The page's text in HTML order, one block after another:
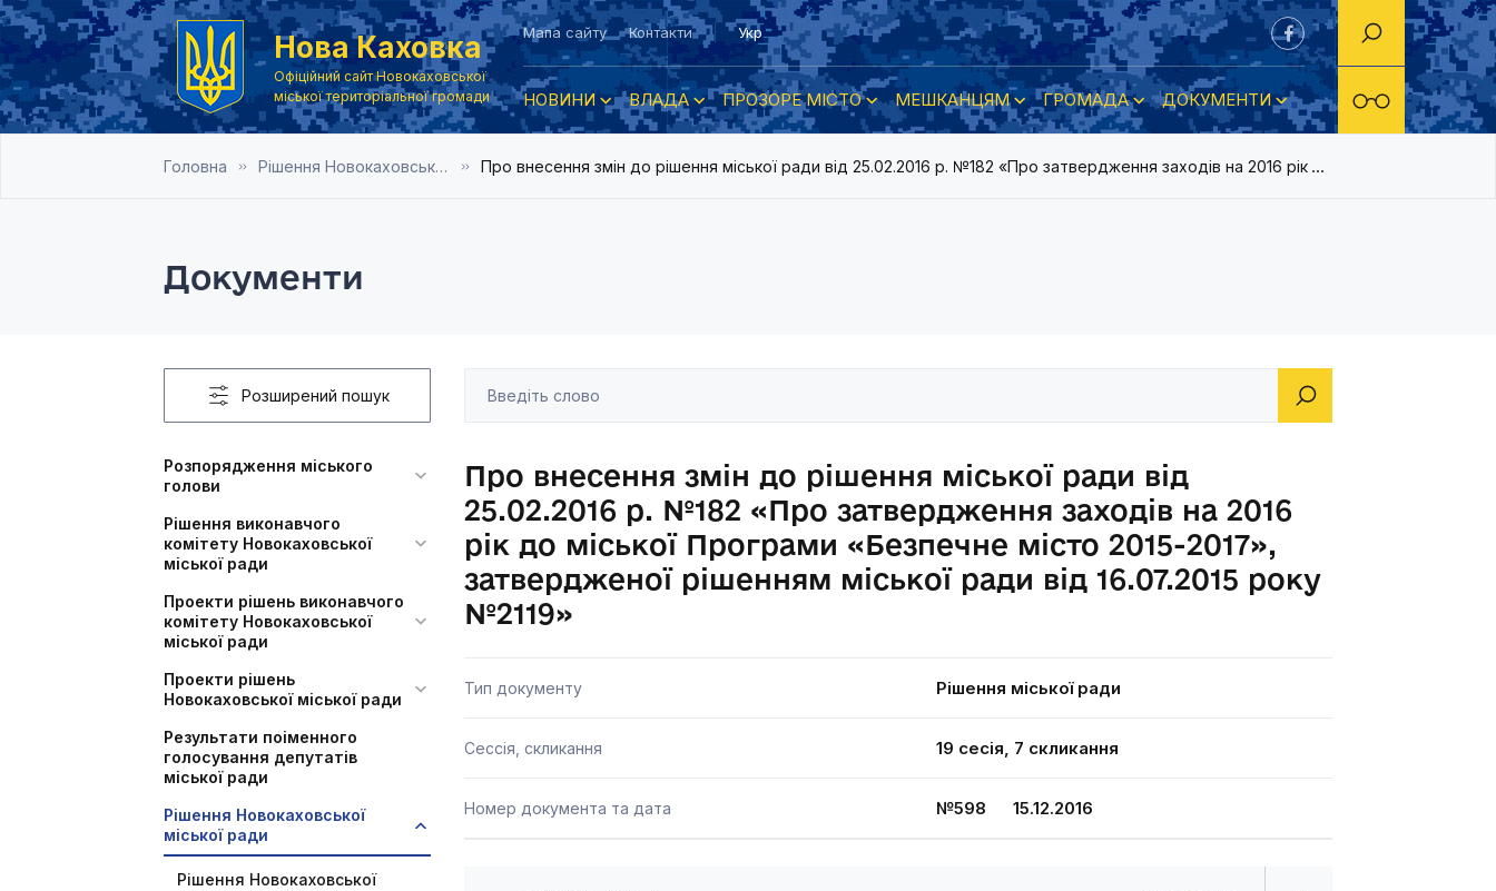
Нова Каховка
Офіційний сайт Новокаховської
міської територіальної громади
Мапа сайту Контакти Укр
НОВИНИ ВЛАДА ПРОЗОРЕ МІСТО МЕШКАНЦЯМ ГРОМАДА ДОКУМЕНТИ
Головна Рішення Новокаховської міської ради 2016 рік Про внесення змін до рішення міської ради від 25.02.2016 р. №182 «Про затвердження заходів на 2016 рік до міської Програми
Документи
Розширений пошук
Розпорядження міського
голови
Рішення виконавчого
комітету Новокаховської
міської ради
Проекти рішень виконавчого
комітету Новокаховської
міської ради
Проекти рішень
Новокаховської міської ради
Результати поіменного
голосування депутатів
міської ради
Рішення Новокаховської
міської ради
Рішення Новокаховської
Про внесення змін до рішення міської ради від
25.02.2016 р. №182 «Про затвердження заходів на 2016
рік до міської Програми «Безпечне місто 2015-2017»,
затвердженої рішенням міської ради від 16.07.2015 року
№2119»
Тип документу Рішення міської ради
Сессія, скликання 19 сесія, 7 скликання
Номер документа та дата №598 15.12.2016